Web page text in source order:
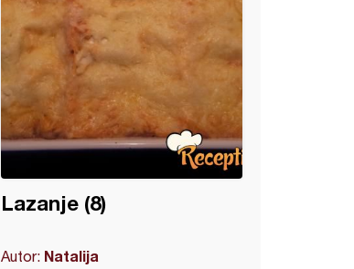
Lazanje (8)
Autor: Natalija